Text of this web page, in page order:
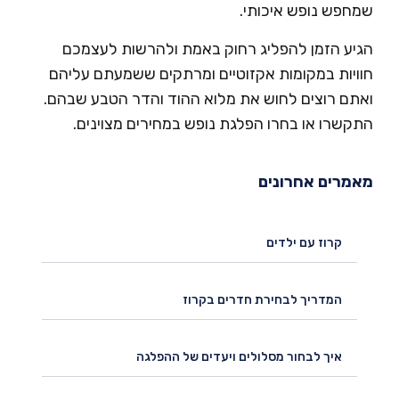
נופש איכותי.
הזמן להפליג רחוק באמת ולהרשות לעצמכם
במקומות אקזוטיים ומרתקים ששמעתם עליהם
רוצים לחוש את מלוא ההוד והדר הטבע שבהם.
או בחרו הפלגת נופש במחירים מצוינים.
אחרונים
קרוז עם ילדים
המדריך לבחירת חדרים בקרוז
איך לבחור מסלולים ויעדים של ההפלגה